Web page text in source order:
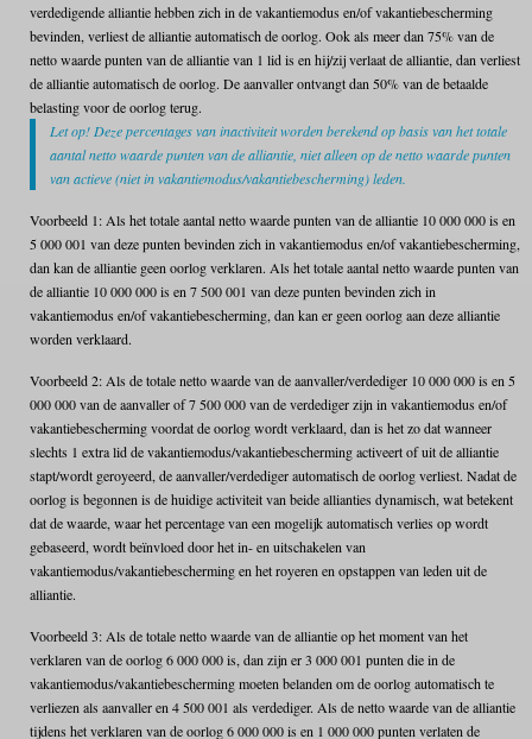
verdedigende alliantie hebben zich in de vakantiemodus en/of vakantiebescherming
bevinden, verliest de alliantie automatisch de oorlog. Ook als meer dan 75% van de
netto waarde punten van de alliantie van 1 lid is en hij/zij verlaat de alliantie, dan verliest
de alliantie automatisch de oorlog. De aanvaller ontvangt dan 50% van de betaalde
belasting voor de oorlog terug.
Let op! Deze percentages van inactiviteit worden berekend op basis van het totale
aantal netto waarde punten van de alliantie, niet alleen op de netto waarde punten
van actieve (niet in vakantiemodus/vakantiebescherming) leden.
Voorbeeld 1: Als het totale aantal netto waarde punten van de alliantie 10 000 000 is en
5 000 001 van deze punten bevinden zich in vakantiemodus en/of vakantiebescherming,
dan kan de alliantie geen oorlog verklaren. Als het totale aantal netto waarde punten van
de alliantie 10 000 000 is en 7 500 001 van deze punten bevinden zich in
vakantiemodus en/of vakantiebescherming, dan kan er geen oorlog aan deze alliantie
worden verklaard.
Voorbeeld 2: Als de totale netto waarde van de aanvaller/verdediger 10 000 000 is en 5
000 000 van de aanvaller of 7 500 000 van de verdediger zijn in vakantiemodus en/of
vakantiebescherming voordat de oorlog wordt verklaard, dan is het zo dat wanneer
slechts 1 extra lid de vakantiemodus/vakantiebescherming activeert of uit de alliantie
stapt/wordt geroyeerd, de aanvaller/verdediger automatisch de oorlog verliest. Nadat de
oorlog is begonnen is de huidige activiteit van beide allianties dynamisch, wat betekent
dat de waarde, waar het percentage van een mogelijk automatisch verlies op wordt
gebaseerd, wordt beïnvloed door het in- en uitschakelen van
vakantiemodus/vakantiebescherming en het royeren en opstappen van leden uit de
alliantie.
Voorbeeld 3: Als de totale netto waarde van de alliantie op het moment van het
verklaren van de oorlog 6 000 000 is, dan zijn er 3 000 001 punten die in de
vakantiemodus/vakantiebescherming moeten belanden om de oorlog automatisch te
verliezen als aanvaller en 4 500 001 als verdediger. Als de netto waarde van de alliantie
tijdens het verklaren van de oorlog 6 000 000 is en 1 000 000 punten verlaten de